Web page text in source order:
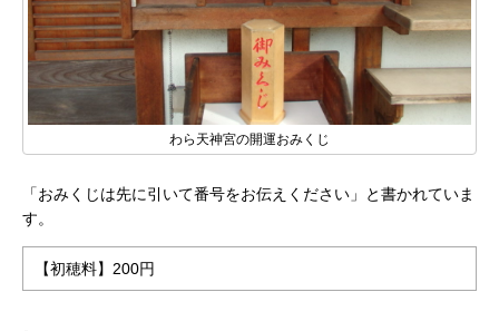
わら天神宮の開運おみくじ
「おみくじは先に引いて番号をお伝えください」と書かれていま
す。
【初穂料】200円